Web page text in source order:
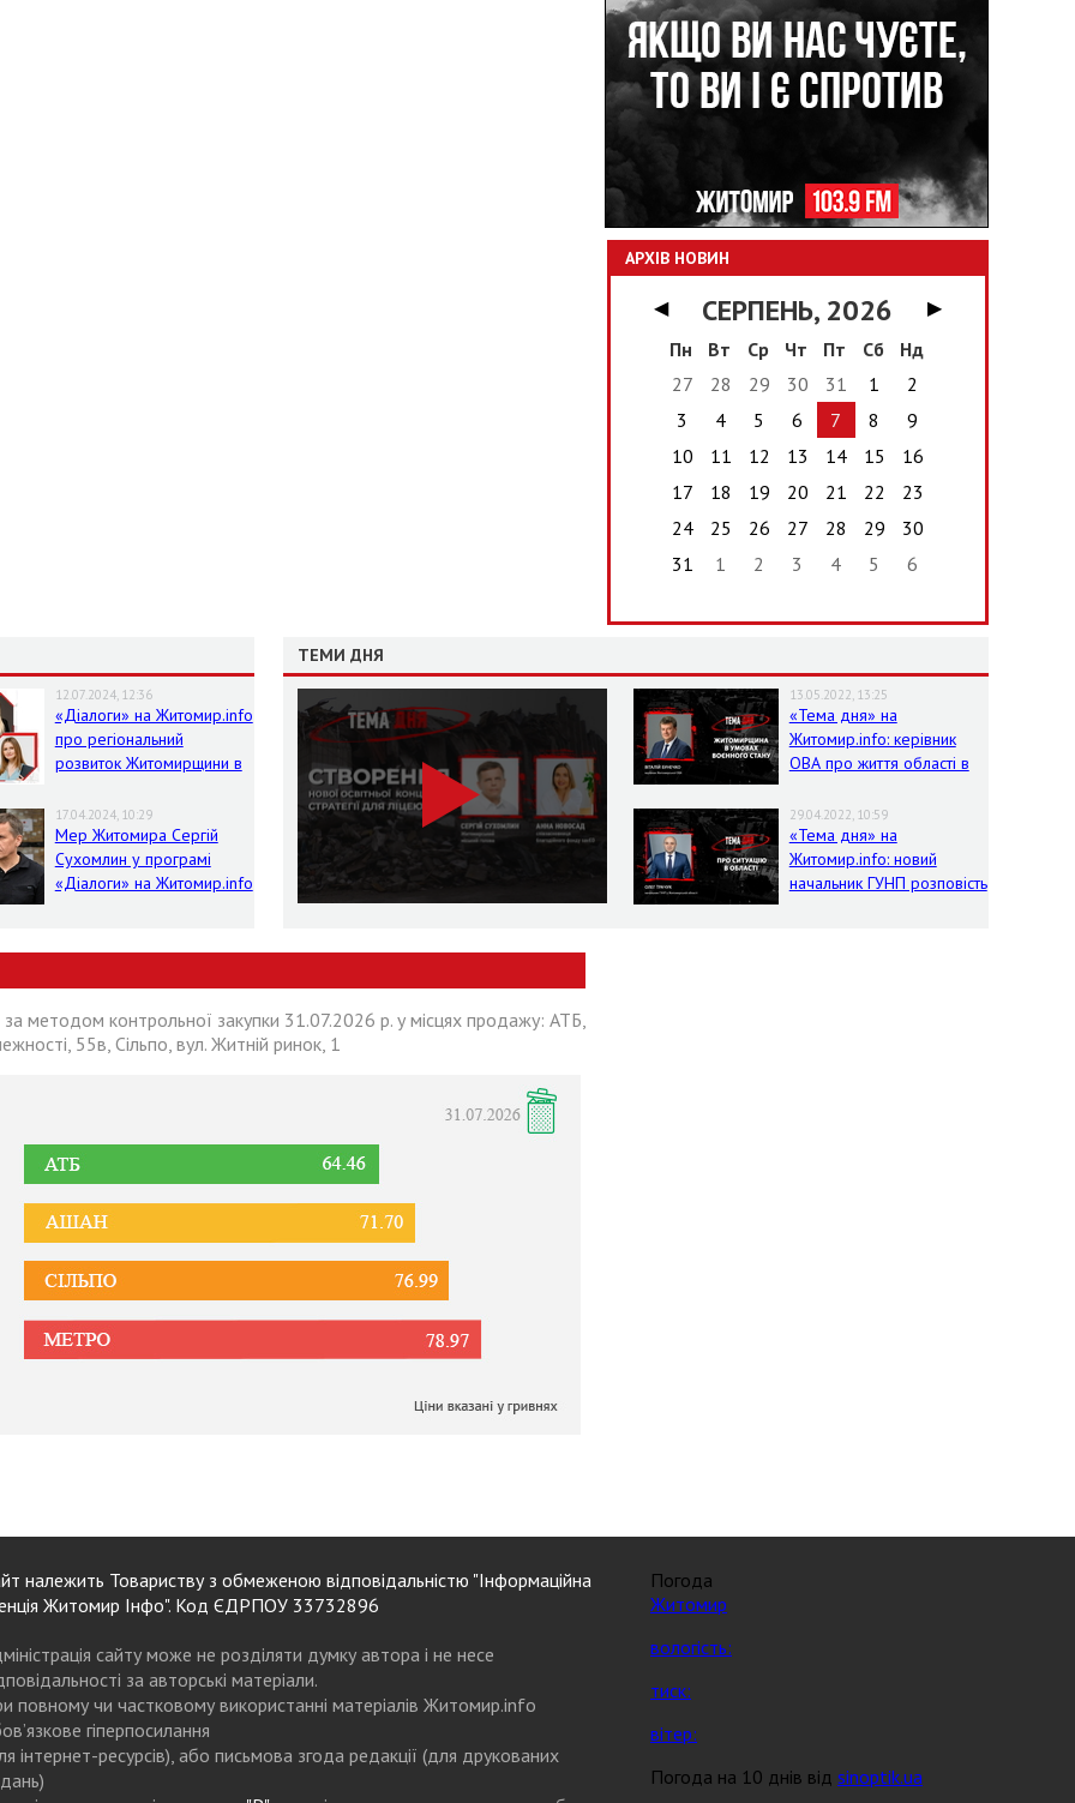
АРХІВ НОВИН
◀ СЕРПЕНЬ, 2026
▶
Пн
Вт Ср Чт Пт Сб
Нд
27
28 29 30 31 1
2
3
4 5 6 7 8
9
10
11 12 13 14 15
16
17
18 19 20 21 22
23
24
25 26 27 28 29
30
31
1 2 3 4 5 6
12.07.2024, 12:36
«Діалоги» на Житомир.info
про регіональний
розвиток Житомирщини в
17.04.2024, 10:29
Мер Житомира Сергій
Сухомлин у програмі
«Діалоги» на Житомир.info
ТЕМИ ДНЯ
13.05.2022, 13:25
«Тема дня» на
Житомир.info: керівник
ОВА про життя області в
29.04.2022, 10:59
«Тема дня» на
Житомир.info: новий
начальник ГУНП розповість
за методом контрольної закупки 31.07.2026 р. у місцях продажу: АТБ,
55в, Сільпо, вул. Житній ринок, 1
належить Товариству з обмеженою відповідальністю "Інформаційна
Житомир Інфо". Код ЄДРПОУ 33732896
сайту може не розділяти думку автора і не несе
за авторські матеріали.
повному чи частковому використанні матеріалів Житомир.info
гіперпосилання
інтернет-ресурсів), або письмова згода редакції (для друкованих
Погода
Житомир
вологість:
тиск:
вітер:
Погода на 10 днів від sinoptik.ua